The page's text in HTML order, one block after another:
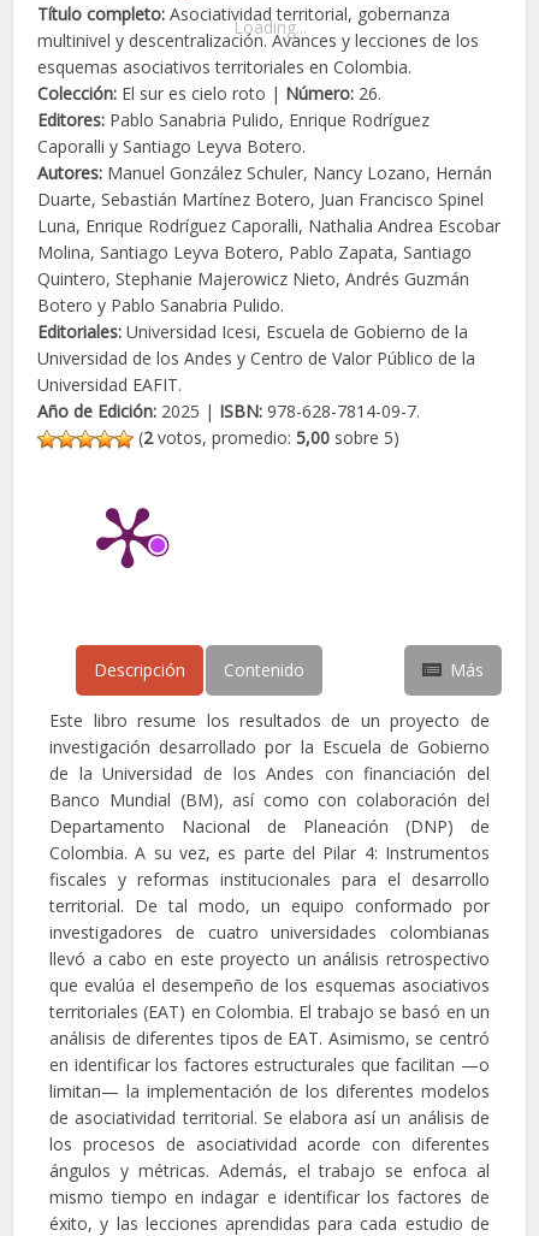
Loading...
Título completo: Asociatividad territorial, gobernanza
multinivel y descentralización. Avances y lecciones de los
esquemas asociativos territoriales en Colombia.
Colección: El sur es cielo roto | Número: 26.
Editores: Pablo Sanabria Pulido, Enrique Rodríguez
Caporalli y Santiago Leyva Botero.
Autores: Manuel González Schuler, Nancy Lozano, Hernán
Duarte, Sebastián Martínez Botero, Juan Francisco Spinel
Luna, Enrique Rodríguez Caporalli, Nathalia Andrea Escobar
Molina, Santiago Leyva Botero, Pablo Zapata, Santiago
Quintero, Stephanie Majerowicz Nieto, Andrés Guzmán
Botero y Pablo Sanabria Pulido.
Editoriales: Universidad Icesi, Escuela de Gobierno de la
Universidad de los Andes y Centro de Valor Público de la
Universidad EAFIT.
Año de Edición: 2025 | ISBN: 978-628-7814-09-7.
(2votos, promedio:5,00 sobre 5)
Más
Descripción Contenido
Este libro resume los resultados de un proyecto de
investigación desarrollado por la Escuela de Gobierno
de la Universidad de los Andes con financiación del
Banco Mundial (BM), así como con colaboración del
Departamento Nacional de Planeación (DNP) de
Colombia. A su vez, es parte del Pilar 4: Instrumentos
fiscales y reformas institucionales para el desarrollo
territorial. De tal modo, un equipo conformado por
investigadores de cuatro universidades colombianas
llevó a cabo en este proyecto un análisis retrospectivo
que evalúa el desempeño de los esquemas asociativos
territoriales (EAT) en Colombia. El trabajo se basó en un
análisis de diferentes tipos de EAT. Asimismo, se centró
en identificar los factores estructurales que facilitan —o
limitan— la implementación de los diferentes modelos
de asociatividad territorial. Se elabora así un análisis de
los procesos de asociatividad acorde con diferentes
ángulos y métricas. Además, el trabajo se enfoca al
mismo tiempo en indagar e identificar los factores de
éxito, y las lecciones aprendidas para cada estudio de